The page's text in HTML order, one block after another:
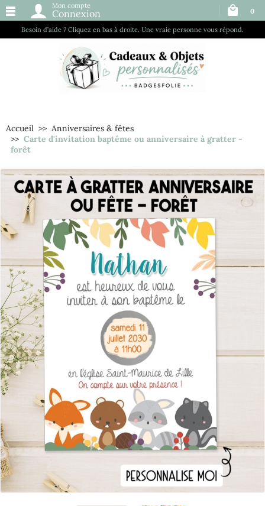
Besoin d’aide ? Cliquez en bas à droite. Une vraie personne vous répond.
Mon compte
Connexion 0
Accueil
Anniversaires & fêtes
Carte d'invitation baptême ou anniversaire à gratter -
forêt